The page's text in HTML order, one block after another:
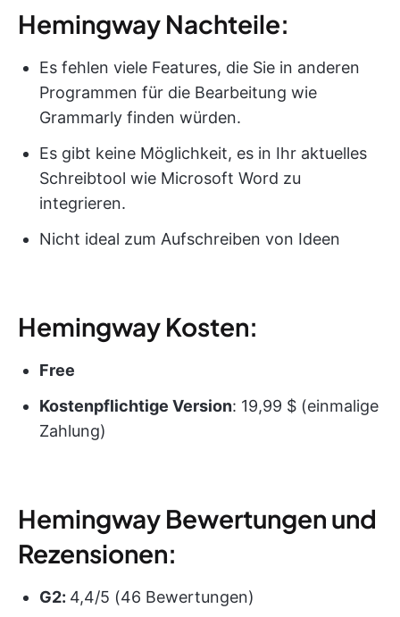
Hemingway Nachteile:
Es fehlen viele Features, die Sie in anderen
Programmen für die Bearbeitung wie
Grammarly finden würden.
Es gibt keine Möglichkeit, es in Ihr aktuelles
Schreibtool wie Microsoft Word zu
integrieren.
Nicht ideal zum Aufschreiben von Ideen
Hemingway Kosten:
Free
Kostenpflichtige Version: 19,99 $ (einmalige
Zahlung)
Hemingway Bewertungen und
Rezensionen:
G2: 4,4/5 (46 Bewertungen)